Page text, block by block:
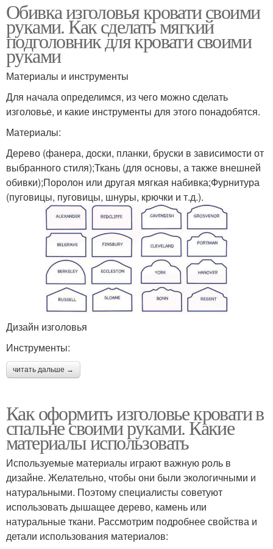
Обивка изголовья кровати своими
руками. Как сделать мягкий
подголовник для кровати своими
руками
Материалы и инструменты
Для начала определимся, из чего можно сделать
изголовье, и какие инструменты для этого понадобятся.
Материалы:
Дерево (фанера, доски, планки, бруски в зависимости от
выбранного стиля);Ткань (для основы, а также внешней
обивки);Поролон или другая мягкая набивка;Фурнитура
(пуговицы, пуговицы, шнуры, крючки и т.д.).
Дизайн изголовья
Инструменты:
читать дальше →
Как оформить изголовье кровати в
спальне своими руками. Какие
материалы использовать
Используемые материалы играют важную роль в
дизайне. Желательно, чтобы они были экологичными и
натуральными. Поэтому специалисты советуют
использовать дышащее дерево, камень или
натуральные ткани. Рассмотрим подробнее свойства и
детали использования материалов: